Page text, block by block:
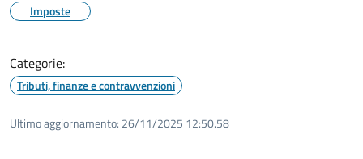
Imposte
Categorie:
Tributi, finanze e contravvenzioni
Ultimo aggiornamento: 26/11/2025 12:50.58